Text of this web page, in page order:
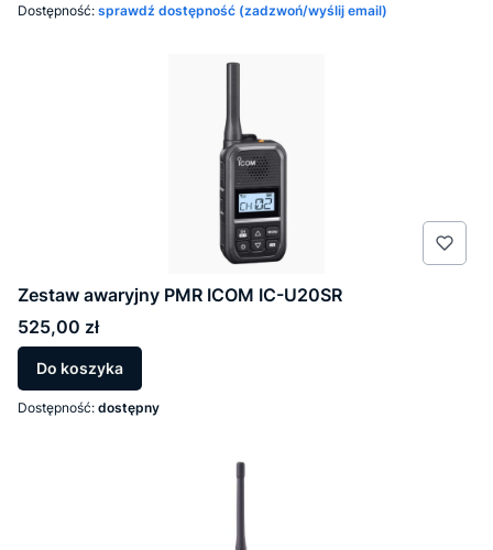
Dostępność: sprawdź dostępność (zadzwoń/wyślij email)
Zestaw awaryjny PMR ICOM IC-U20SR
Cena
525,00 zł
Do koszyka
Dostępność: dostępny